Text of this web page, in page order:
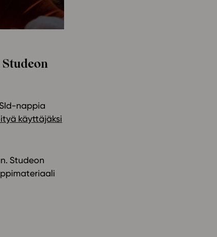
nappia
käyttäjäksi
Studeon